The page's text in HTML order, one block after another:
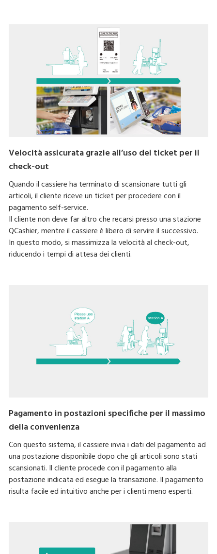
Velocità assicurata grazie all’uso dei ticket per il
check-out
Quando il cassiere ha terminato di scansionare tutti gli
articoli, il cliente riceve un ticket per procedere con il
pagamento self-service.
Il cliente non deve far altro che recarsi presso una stazione
QCashier, mentre il cassiere è libero di servire il successivo.
In questo modo, si massimizza la velocità al check-out,
riducendo i tempi di attesa dei clienti.
Pagamento in postazioni specifiche per il massimo
della convenienza
Con questo sistema, il cassiere invia i dati del pagamento ad
una postazione disponibile dopo che gli articoli sono stati
scansionati. Il cliente procede con il pagamento alla
postazione indicata ed esegue la transazione. Il pagamento
risulta facile ed intuitivo anche per i clienti meno esperti.